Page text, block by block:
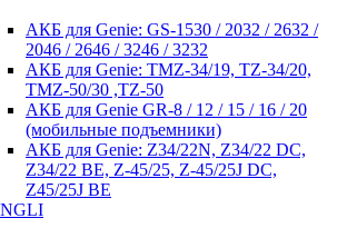
АКБ для Genie: GS-1530 / 2032 / 2632 /
2046 / 2646 / 3246 / 3232
АКБ для Genie: TMZ-34/19, TZ-34/20,
TMZ-50/30 ,TZ-50
АКБ для Genie GR-8 / 12 / 15 / 16 / 20
(мобильные подъемники)
АКБ для Genie: Z34/22N, Z34/22 DC,
Z34/22 BE, Z-45/25, Z-45/25J DC,
Z45/25J BE